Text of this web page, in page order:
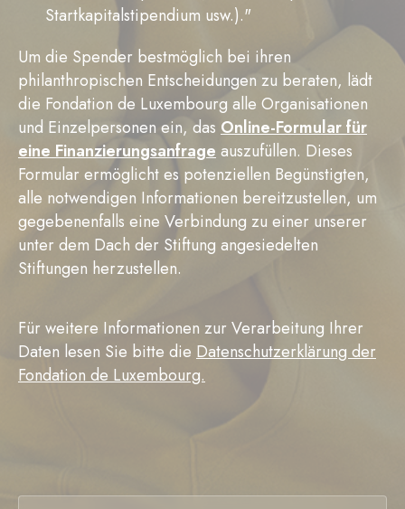
Startkapitalstipendium usw.)."
Um die Spender bestmöglich bei ihren
philanthropischen Entscheidungen zu beraten, lädt
die Fondation de Luxembourg alle Organisationen
und Einzelpersonen ein, das Online-Formular für
eine Finanzierungsanfrage auszufüllen. Dieses
Formular ermöglicht es potenziellen Begünstigten,
alle notwendigen Informationen bereitzustellen, um
gegebenenfalls eine Verbindung zu einer unserer
unter dem Dach der Stiftung angesiedelten
Stiftungen herzustellen.
Für weitere Informationen zur Verarbeitung Ihrer
Daten lesen Sie bitte die Datenschutzerklärung der
Fondation de Luxembourg.